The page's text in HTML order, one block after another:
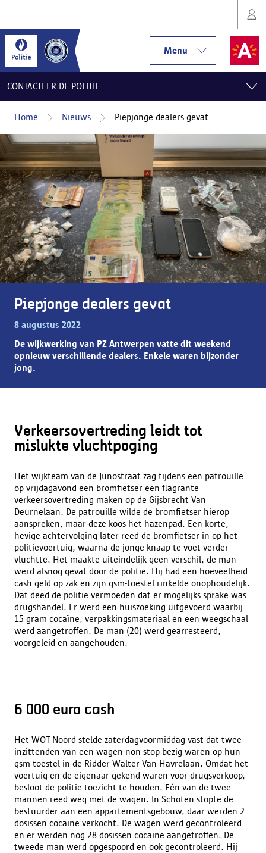
Menu
CONTACTEER DE POLITIE
Home Nieuws Piepjonge dealers gevat
Piepjonge dealers gevat
8 augustus 2022
De wijkwerking van PZ Antwerpen vatte dit weekend
opnieuw verschillende dealers. Enkele waren bijzonder
jong.
Verkeersovertreding leidt tot
mislukte vluchtpoging
Het wijkteam van de Junostraat zag tijdens een patrouille
op vrijdagavond een bromfietser een flagrante
verkeersovertreding maken op de Gijsbrecht Van
Deurnelaan. De patrouille wilde de bromfietser hierop
aanspreken, maar deze koos het hazenpad. Een korte,
hevige achtervolging later reed de bromfietser in op het
politievoertuig, waarna de jonge knaap te voet verder
vluchtte. Het maakte uiteindelijk geen verschil, de man
werd alsnog gevat door de politie. Hij had een hoeveelheid
cash geld op zak en zijn gsm-toestel rinkelde onophoudelijk.
Dat deed de politie vermoeden dat er mogelijks sprake was
drugshandel. Er werd een huiszoeking uitgevoerd waarbij
15 gram cocaïne, verpakkingsmateriaal en een weegschaal
werd aangetroffen. De man (20) werd gearresteerd,
voorgeleid en aangehouden.
6 000 euro cash
Het WOT Noord stelde zaterdagvoormiddag vast dat twee
inzittenden van een wagen non-stop bezig waren op hun
gsm-toestel in de Ridder Walter Van Havrelaan. Omdat het
voertuig en de eigenaar gekend waren voor drugsverkoop,
besloot de politie toezicht te houden. Eén van de twee
mannen reed weg met de wagen. In Schoten stopte de
bestuurder aan een appartementsgebouw, daar werden 2
dosissen cocaïne verkocht. De wagen werd gecontroleerd
en er werden nog 28 dosissen cocaïne aangetroffen. De
tweede man werd opgespoord en ook gecontroleerd. Hij